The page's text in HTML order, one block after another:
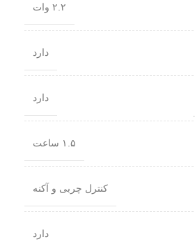
۲.۲ وات
دارد
دارد
۱.۵ ساعت
کنترل چربی و آکنه
دارد